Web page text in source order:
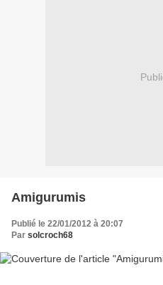
Amigurumis
Publié le 22/01/2012 à 20:07
Par solcroch68